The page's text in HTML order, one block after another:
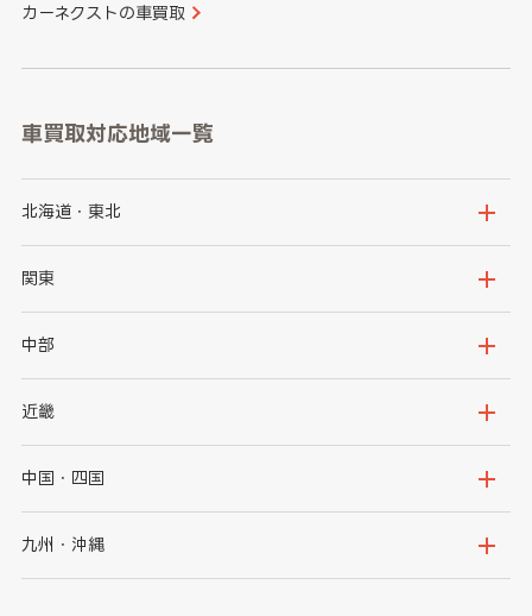
カーネクストの車買取
車買取対応地域一覧
北海道・東北
北海道
岩手県
秋田県
関東
茨城県
群馬県
千葉県
神奈川県
中部
新潟県
石川県
山梨県
近畿
大阪府
京都府
中国・四国
鳥取県
九州・沖縄